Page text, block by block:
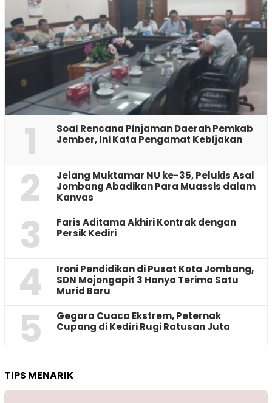
1
‎Soal Rencana Pinjaman Daerah Pemkab
Jember, Ini Kata Pengamat Kebijakan ‎
2
Jelang Muktamar NU ke-35, Pelukis Asal
Jombang Abadikan Para Muassis dalam
Kanvas
3
Faris Aditama Akhiri Kontrak dengan
Persik Kediri
4
Ironi Pendidikan di Pusat Kota Jombang,
SDN Mojongapit 3 Hanya Terima Satu
Murid Baru
5
‎Gegara Cuaca Ekstrem, Peternak
Cupang di Kediri Rugi Ratusan Juta
TIPS MENARIK